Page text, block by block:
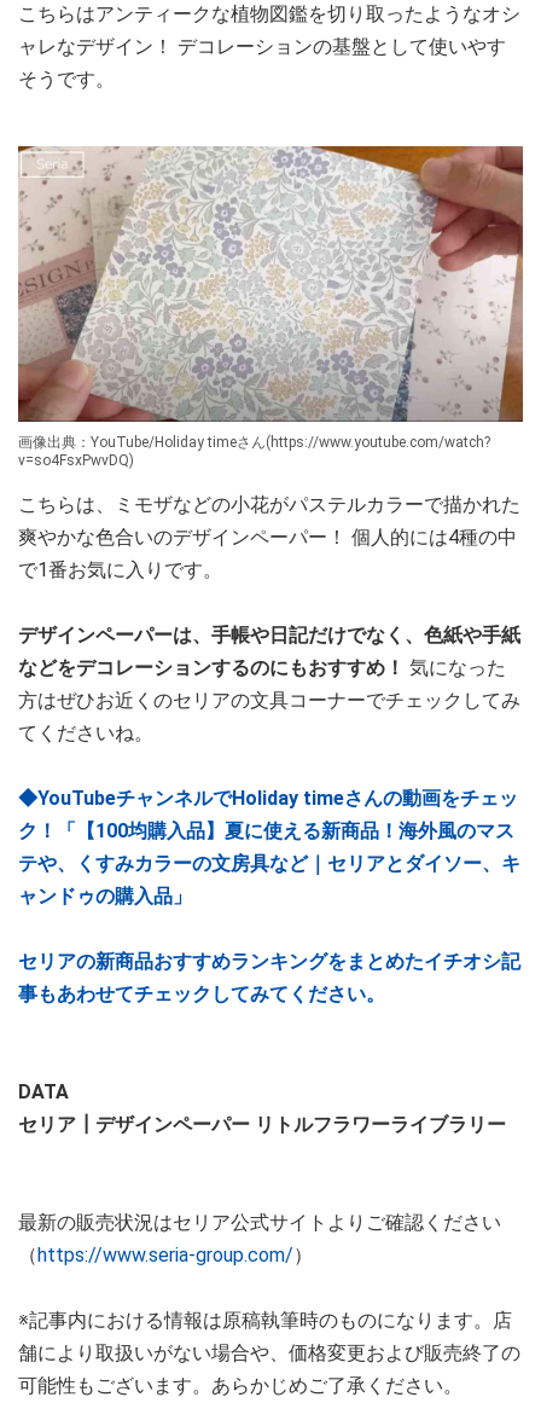
こちらはアンティークな植物図鑑を切り取ったようなオシ
ャレなデザイン！ デコレーションの基盤として使いやす
そうです。
画像出典：YouTube/Holiday timeさん(https://www.youtube.com/watch?
v=so4FsxPwvDQ)
こちらは、ミモザなどの小花がパステルカラーで描かれた
爽やかな色合いのデザインペーパー！ 個人的には4種の中
で1番お気に入りです。
デザインペーパーは、手帳や日記だけでなく、色紙や手紙
などをデコレーションするのにもおすすめ！ 気になった
方はぜひお近くのセリアの文具コーナーでチェックしてみ
てくださいね。
◆YouTubeチャンネルでHoliday timeさんの動画をチェッ
ク！「【100均購入品】夏に使える新商品！海外風のマス
テや、くすみカラーの文房具など｜セリアとダイソー、キ
ャンドゥの購入品」
セリアの新商品おすすめランキングをまとめたイチオシ記
事もあわせてチェックしてみてください。
DATA
セリア┃デザインペーパー リトルフラワーライブラリー
最新の販売状況はセリア公式サイトよりご確認ください
（https://www.seria-group.com/）
※記事内における情報は原稿執筆時のものになります。店
舗により取扱いがない場合や、価格変更および販売終了の
可能性もございます。あらかじめご了承ください。